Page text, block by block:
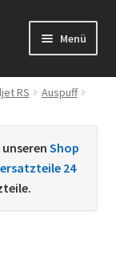
Menü
RS
Auspuff
Shop
24